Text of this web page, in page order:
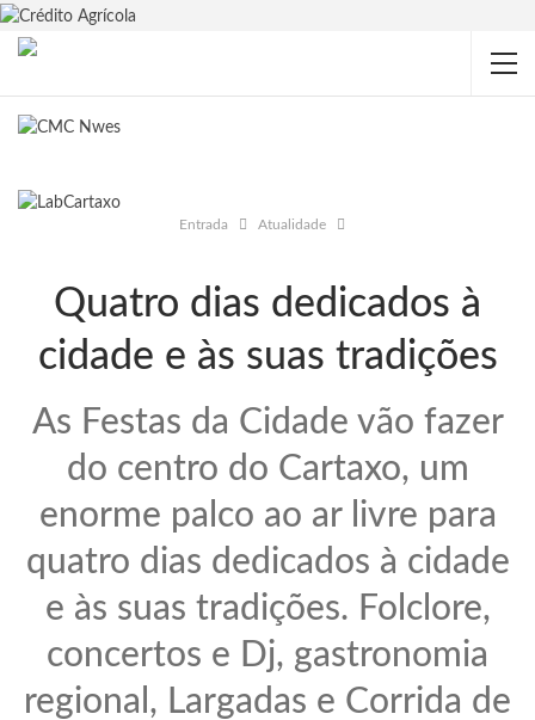
Entrada Atualidade
Quatro dias dedicados à
cidade e às suas tradições
As Festas da Cidade vão fazer
do centro do Cartaxo, um
enorme palco ao ar livre para
quatro dias dedicados à cidade
e às suas tradições. Folclore,
concertos e Dj, gastronomia
regional, Largadas e Corrida de